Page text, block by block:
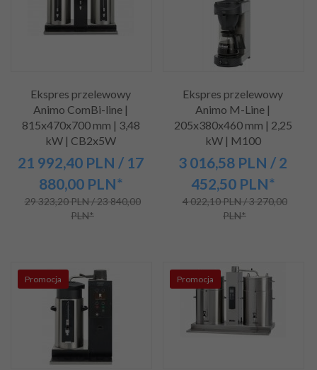
Ekspres przelewowy
Animo ComBi-line |
815x470x700 mm | 3,48
kW | CB2x5W
21 992,40 PLN / 17
880,00 PLN*
29 323,20 PLN / 23 840,00
PLN*
Ekspres przelewowy
Animo M-Line |
205x380x460 mm | 2,25
kW | M100
3 016,58 PLN / 2
452,50 PLN*
4 022,10 PLN / 3 270,00
PLN*
Promocja Promocja